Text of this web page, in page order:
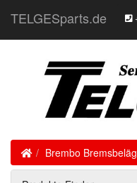
TELGESparts.de
HomeBrembo